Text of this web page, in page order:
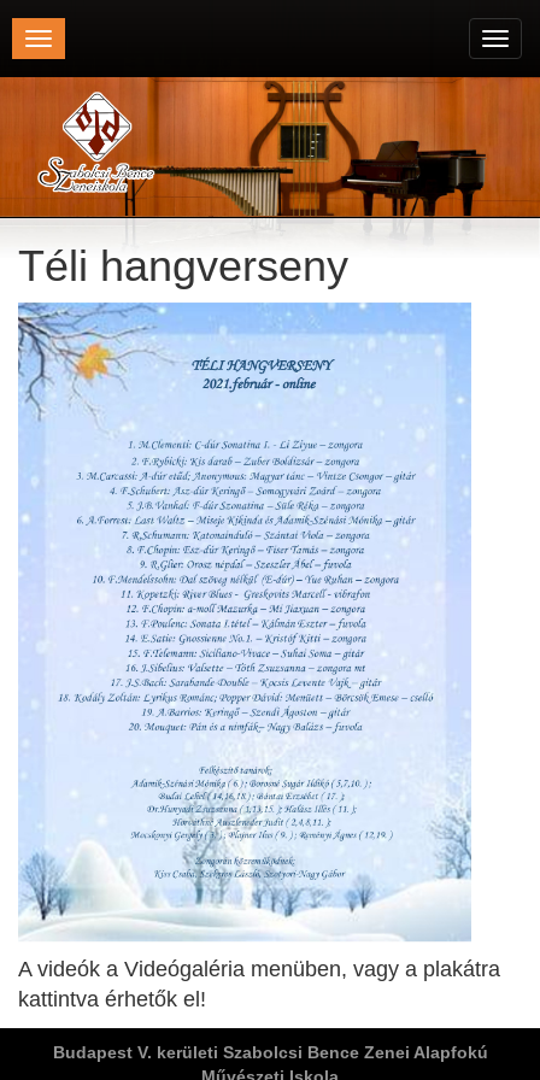
Toggle
navigation
Területi Válogatója
Téli hangverseny
A videók a Videógaléria menüben, vagy a plakátra
kattintva érhetők el!
Budapest V. kerületi Szabolcsi Bence Zenei Alapfokú